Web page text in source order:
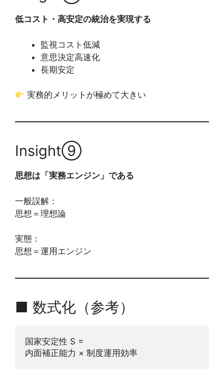
低コスト・高安定の統治を実現する
監視コスト低減
意思決定高速化
長期安定
実務的メリットが極めて大きい
Insight⑨
思想は「実務エンジン」である
一般誤解：
思想＝理想論
実態：
思想＝運用エンジン
■ 数式化（参考）
国家安定性 S =
内面補正能力 × 制度運用効率